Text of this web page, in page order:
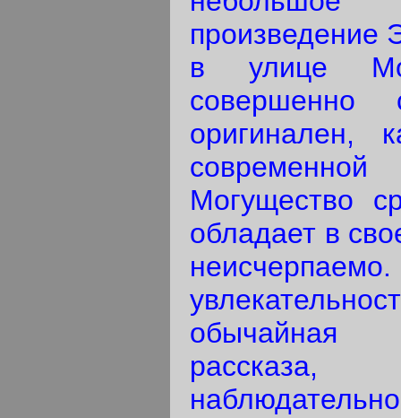
произведение
в улице
совершенно
оригинален,
Могущество
обладает в
обычайная
рассказа,